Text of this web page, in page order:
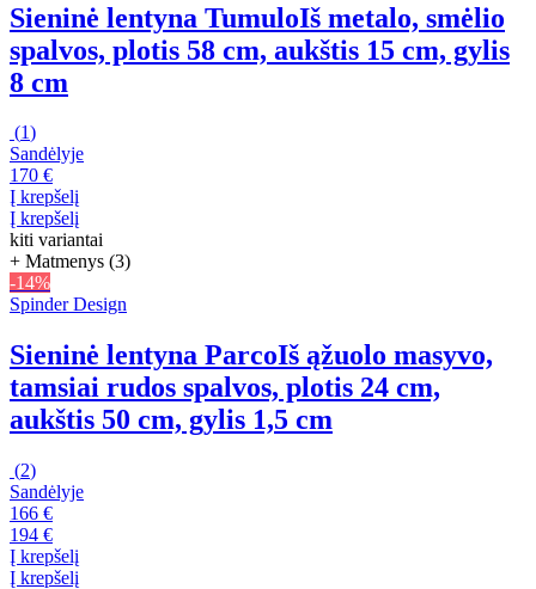
Sieninė lentyna TumuloIš metalo, smėlio
spalvos, plotis 58 cm, aukštis 15 cm, gylis
8 cm
(1)
Sandėlyje
170 €
Į krepšelį
Į krepšelį
kiti variantai
+ Matmenys (3)
-14%
Spinder Design
Sieninė lentyna ParcoIš ąžuolo masyvo,
tamsiai rudos spalvos, plotis 24 cm,
aukštis 50 cm, gylis 1,5 cm
(2)
Sandėlyje
166 €
194 €
Į krepšelį
Į krepšelį